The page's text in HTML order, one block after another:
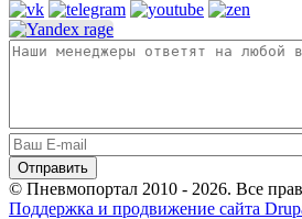
© Пневмопортал 2010 - 2026. Все
Поддержка и продвижение сайта